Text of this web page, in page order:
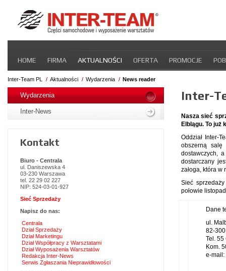
nawigacje
HOME FIRMA AKTUALNOŚCI OFERTA PROMOCJE
STREFA DLA PRZEWOŹNIKA CERTYFIKATY
Inter-Team PL Aktualności Wydarzenia News reader
Inter-
Nasza sieć
Elblągu. To
Oddział Inter-
obszerną salę
dostawczych,
dostarczany
załoga, która
Sieć
połowie
Dane
ul.
82-
Tel. 55
Kom.
e-mail:
Pomiń
nawigacje
Wydarzenia
Inter-News
Kontakt
Biuro - Centrala
ul. Daniszewska 4
03-230 Warszawa
tel. 22 29 02 227
NIP: 524-03-01-927
Sieć Sprzedaży
Napisz do nas:
Centrala
Dział Sprzedaży
Dział Marketingu
Dział Współpracy z Warsztatami
Dział Wyposażenia Warsztatów
Redakcja Inter-News
Serwis Zgłaszania Nieprawidłowości